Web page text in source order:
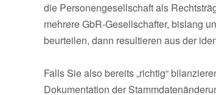
die Personengesellschaft als
mehrere GbR-Gesellschafter, bislang
beurteilen, dann resultieren aus der
Falls Sie also bereits „richtig“
Dokumentation der